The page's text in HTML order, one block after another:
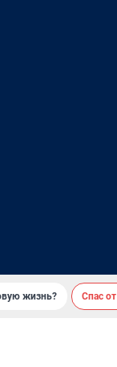
жизнь? Спас